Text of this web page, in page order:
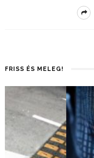
FRISS ÉS MELEG!